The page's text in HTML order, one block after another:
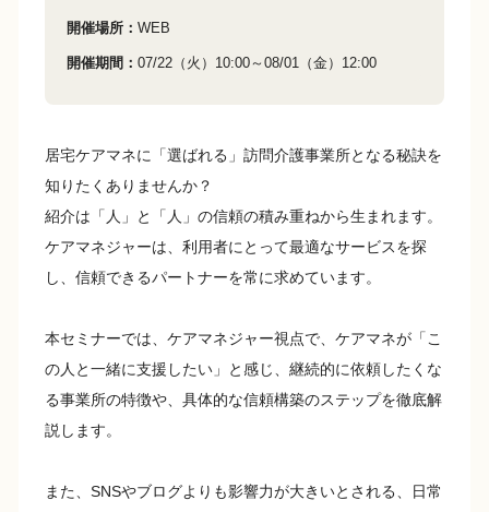
開催場所 WEB
開催期間 07/22（火）10:00～08/01（金）12:00
居宅ケアマネに「選ばれる」訪問介護事業所となる秘訣を
知りたくありませんか？
紹介は「人」と「人」の信頼の積み重ねから生まれます。
ケアマネジャーは、利用者にとって最適なサービスを探
し、信頼できるパートナーを常に求めています。
本セミナーでは、ケアマネジャー視点で、ケアマネが「こ
の人と一緒に支援したい」と感じ、継続的に依頼したくな
る事業所の特徴や、具体的な信頼構築のステップを徹底解
説します。
また、SNSやブログよりも影響力が大きいとされる、日常